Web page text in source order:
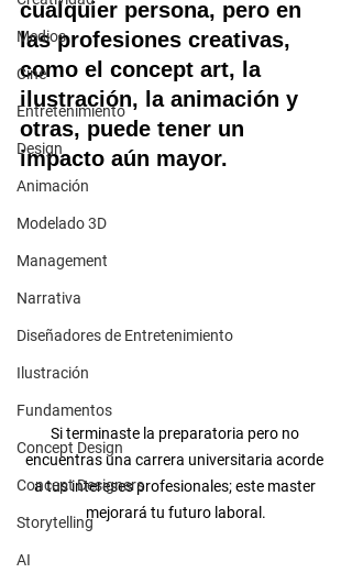
Medios
Cine
Entretenimiento
Design
Animación
Modelado 3D
Management
Narrativa
Diseñadores de Entretenimiento
Ilustración
Fundamentos
Concept Design
Concept Designers
Storytelling
AI
cualquier persona, pero en
las profesiones creativas,
como el concept art, la
ilustración, la animación y
otras, puede tener un
impacto aún mayor.
Si terminaste la preparatoria pero no
encuentras una carrera universitaria acorde
a tus intereses profesionales; este master
mejorará tu futuro laboral.